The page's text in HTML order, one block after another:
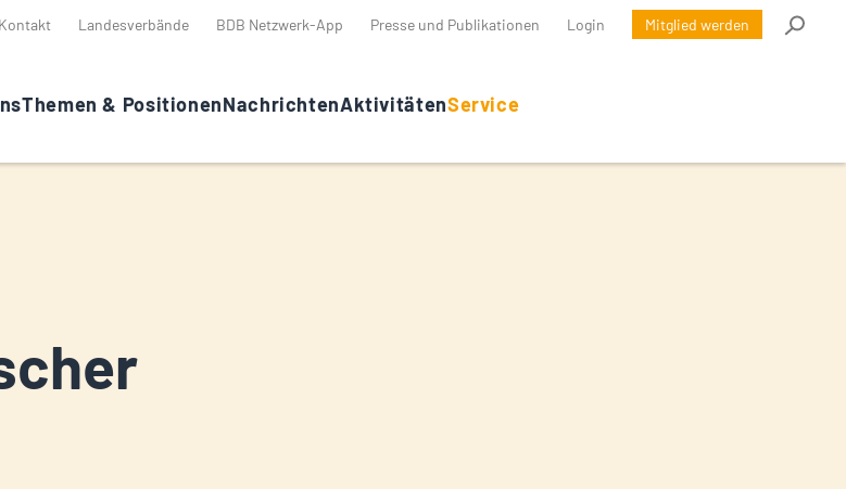
Kontakt Landesverbände BDB Netzwerk-App Presse und Publikationen Login Mitglied werden
Themen & PositionenNachrichtenAktivitätenService